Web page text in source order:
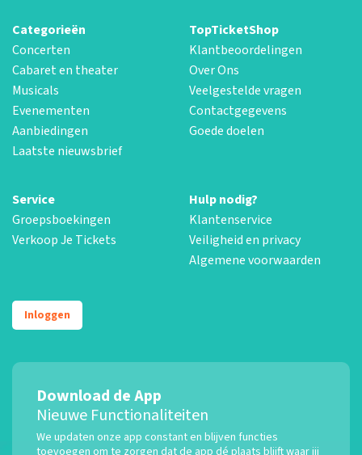
Categorieën
Concerten
Cabaret en theater
Musicals
Evenementen
Aanbiedingen
Laatste nieuwsbrief
TopTicketShop
Klantbeoordelingen
Over Ons
Veelgestelde vragen
Contactgegevens
Goede doelen
Service
Groepsboekingen
Verkoop Je Tickets
Hulp nodig?
Klantenservice
Veiligheid en privacy
Algemene voorwaarden
Inloggen
Download de App
Nieuwe Functionaliteiten
We updaten onze app constant en blijven functies
toevoegen om te zorgen dat de app dé plaats blijft waar jij